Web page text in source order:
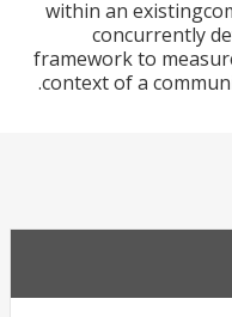
within an
framework to
context of a